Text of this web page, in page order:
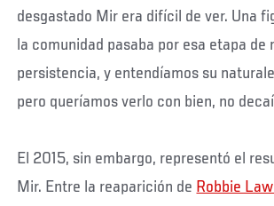
desgastado Mir era difícil de ver. Una
la comunidad pasaba por esa etapa de
persistencia, y entendíamos su
pero queríamos verlo con bien, no
El 2015, sin embargo, representó el
Mir. Entre la reaparición de Robbie